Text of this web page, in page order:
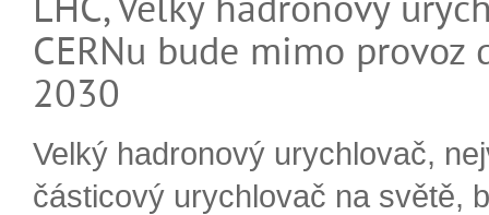
CERNu bude mimo provoz
2030
Velký hadronový urychlovač,
částicový urychlovač na světě,